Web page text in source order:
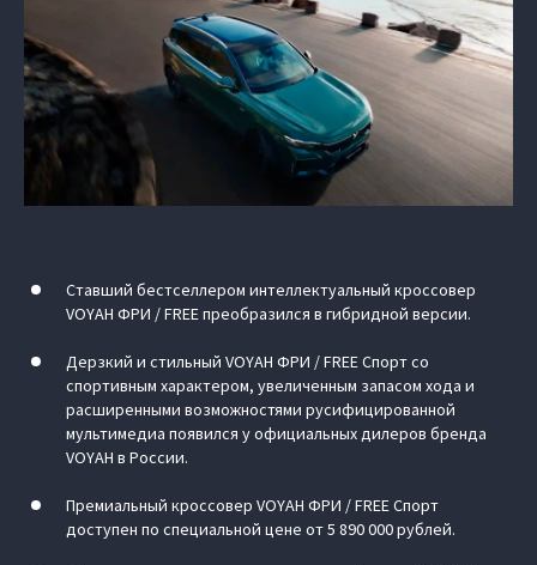
Ставший бестселлером интеллектуальный кроссовер
VOYAH ФРИ / FREE преобразился в гибридной версии.
Дерзкий и стильный VOYAH ФРИ / FREE Спорт со
спортивным характером, увеличенным запасом хода и
расширенными возможностями русифицированной
мультимедиа появился у официальных дилеров бренда
VOYAH в России.
Премиальный кроссовер VOYAH ФРИ / FREE Спорт
доступен по специальной цене от 5 890 000 рублей.